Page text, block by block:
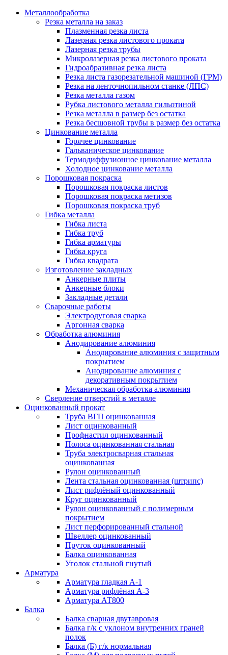
Металлообработка
Резка металла на заказ
Плазменная резка листа
Лазерная резка листового проката
Лазерная резка трубы
Микролазерная резка листового проката
Гидроабразивная резка листа
Резка листа газорезательной машиной (ГРМ)
Резка на ленточнопильном станке (ЛПС)
Резка металла газом
Рубка листового металла гильотиной
Резка металла в размер без остатка
Резка бесшовной трубы в размер без остатка
Цинкование металла
Горячее цинкование
Гальваническое цинкование
Термодиффузионное цинкование металла
Холодное цинкование металла
Порошковая покраска
Порошковая покраска листов
Порошковая покраска метизов
Порошковая покраска труб
Гибка металла
Гибка листа
Гибка труб
Гибка арматуры
Гибка круга
Гибка квадрата
Изготовление закладных
Анкерные плиты
Анкерные блоки
Закладные детали
Сварочные работы
Электродуговая сварка
Аргонная сварка
Обработка алюминия
Анодирование алюминия
Анодирование алюминия с защитным
покрытием
Анодирование алюминия с
декоративным покрытием
Механическая обработка алюминия
Сверление отверстий в металле
Оцинкованный прокат
Труба ВГП оцинкованная
Лист оцинкованный
Профнастил оцинкованный
Полоса оцинкованная стальная
Труба электросварная стальная
оцинкованная
Рулон оцинкованный
Лента стальная оцинкованная (штрипс)
Лист рифлёный оцинкованный
Круг оцинкованный
Рулон оцинкованный с полимерным
покрытием
Лист перфорированный стальной
Швеллер оцинкованный
Пруток оцинкованный
Балка оцинкованная
Уголок стальной гнутый
Арматура
Арматура гладкая А-1
Арматура рифлёная А-3
Арматура АТ800
Балка
Балка сварная двутавровая
Балка г/к с уклоном внутренних граней
полок
Балка (Б) г/к нормальная